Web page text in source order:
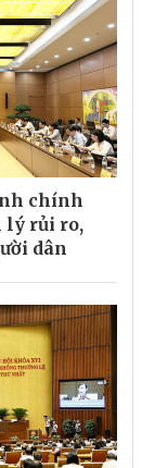
chính
lý rủi ro,
dân